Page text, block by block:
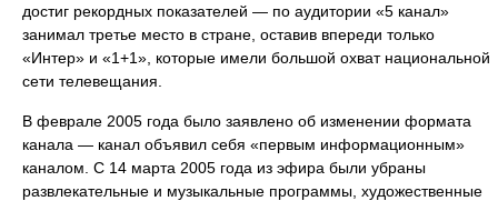
достиг рекордных показателей — по аyдитории «5 канал»
занимал третье место в стране, оставив впереди только
«Интер» и «1+1», которые имели большой охват национальной
сети телевещания.
В феврале 2005 года было заявлено об изменении формата
канала — канал объявил себя «первым информационным»
каналом. С 14 марта 2005 года из эфира были убраны
развлекательные и музыкальные программы, художественные